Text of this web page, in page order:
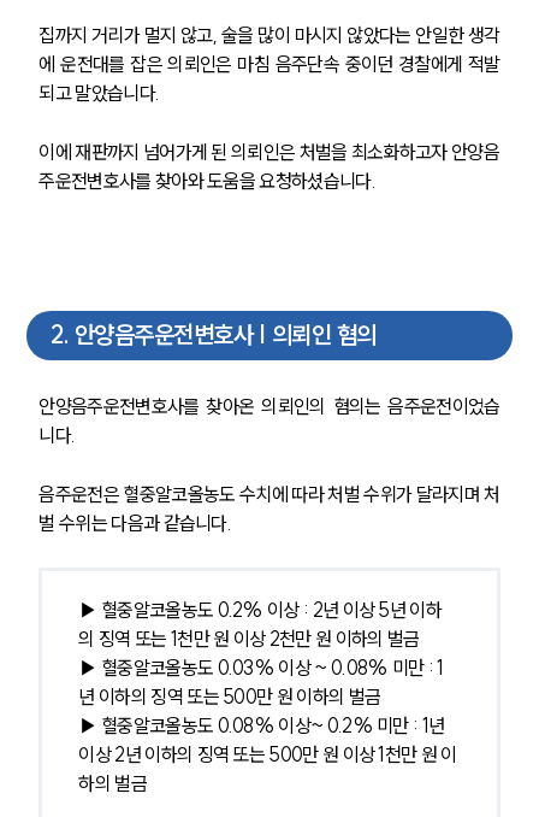
집까지 거리가 멀지 않고, 술을 많이 마시지 않았다는 안일한 생각
에 운전대를 잡은 의뢰인은 마침 음주단속 중이던 경찰에게 적발
되고 말았습니다.
이에 재판까지 넘어가게 된 의뢰인은 처벌을 최소화하고자 안양음
주운전변호사를 찾아와 도움을 요청하셨습니다.
2. 안양음주운전변호사 | 의뢰인 혐의
안양음주운전변호사를 찾아온 의뢰인의 혐의는 음주운전이었습
니다.
음주운전은 혈중알코올농도 수치에 따라 처벌 수위가 달라지며 처
벌 수위는 다음과 같습니다.
▶ 혈중알코올농도 0.2% 이상 : 2년 이상 5년 이하
의 징역 또는 1천만 원 이상 2천만 원 이하의 벌금
▶ 혈중알코올농도 0.03% 이상 ~ 0.08% 미만 : 1
년 이하의 징역 또는 500만 원 이하의 벌금
▶ 혈중알코올농도 0.08% 이상~ 0.2% 미만 : 1년
이상 2년 이하의 징역 또는 500만 원 이상 1천만 원 이
하의 벌금